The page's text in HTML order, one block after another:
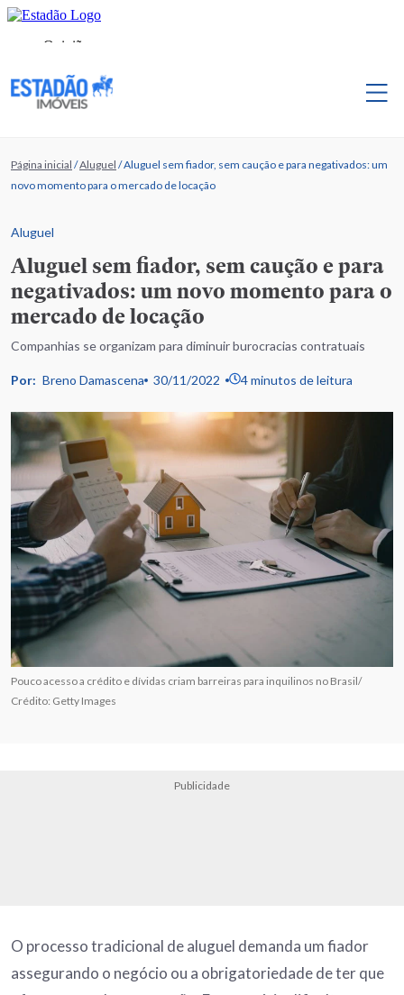
Página inicial /Aluguel /Aluguel sem fiador, sem caução e para negativados: um
novo momento para o mercado de locação
Aluguel
Aluguel sem fiador, sem caução e para
negativados: um novo momento para o
mercado de locação
Companhias se organizam para diminuir burocracias contratuais
Por: Breno Damascena 30/11/2022 4 minutos de leitura
Pouco acesso a crédito e dívidas criam barreiras para inquilinos no Brasil/
Crédito: Getty Images
Publicidade
O processo tradicional de aluguel demanda um fiador
assegurando o negócio ou a obrigatoriedade de ter que